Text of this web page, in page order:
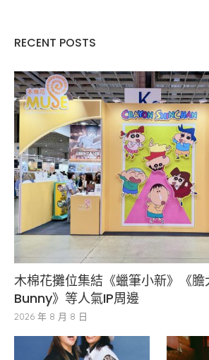
RECENT POSTS
木棉花攤位集結《蠟筆小新》《
Bunny》等人氣IP周邊
2026 年 8 月 8 日